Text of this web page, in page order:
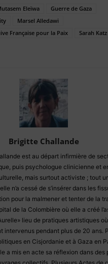
Eleïwa
Guerre de Gaza
Marsel Alledawi
Française pour la Paix
Sarah Katz
Brigitte Challande
est au départ infirmière de
puis psychologue clinicienne et
mais surtout activiste ; tout
n’a cessé de s’insérer dans les
pour la malmener et tenter de la
de la Colombière où elle a créé
lieu de pratiques artistiques
intervenus pendant plus de 20 ans.
en Cisjordanie et à Gaza en
a mis en acte sa réflexion dans des